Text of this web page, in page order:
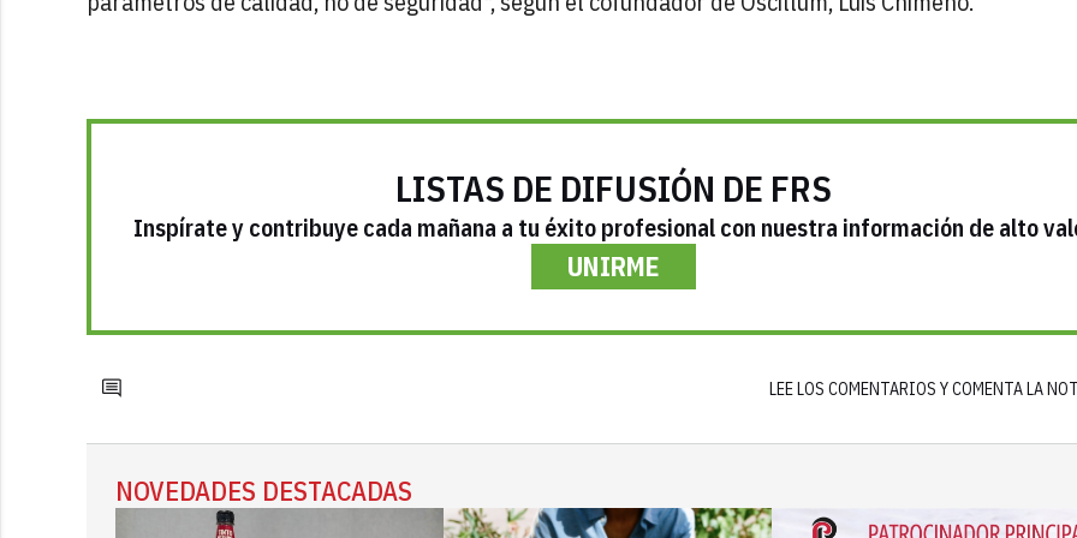
LISTAS DE DIFUSIÓN DE FRS
Inspírate y contribuye cada mañana a tu éxito profesional con nuestra información de alto
UNIRME
LEE LOS COMENTARIOS Y COMENTA LA
NOVEDADES DESTACADAS